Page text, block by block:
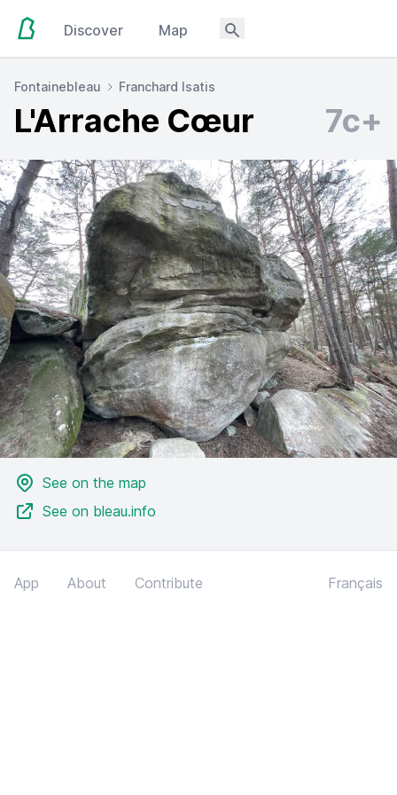
Discover Map
Fontainebleau Franchard Isatis
L'Arrache Cœur 7c+
See on the map
See on bleau.info
App About Contribute Français